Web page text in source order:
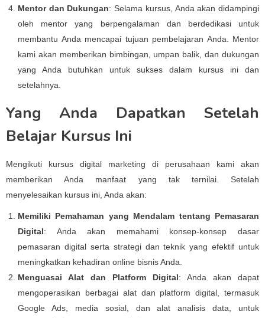
Mentor dan Dukungan: Selama kursus, Anda akan didampingi
oleh mentor yang berpengalaman dan berdedikasi untuk
membantu Anda mencapai tujuan pembelajaran Anda. Mentor
kami akan memberikan bimbingan, umpan balik, dan dukungan
yang Anda butuhkan untuk sukses dalam kursus ini dan
setelahnya.
Yang Anda Dapatkan Setelah
Belajar Kursus Ini
Mengikuti kursus digital marketing di perusahaan kami akan
memberikan Anda manfaat yang tak ternilai. Setelah
menyelesaikan kursus ini, Anda akan:
Memiliki Pemahaman yang Mendalam tentang Pemasaran
Digital: Anda akan memahami konsep-konsep dasar
pemasaran digital serta strategi dan teknik yang efektif untuk
meningkatkan kehadiran online bisnis Anda.
Menguasai Alat dan Platform Digital: Anda akan dapat
mengoperasikan berbagai alat dan platform digital, termasuk
Google Ads, media sosial, dan alat analisis data, untuk